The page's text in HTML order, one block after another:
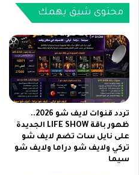
ر
ج
ا
م
ل
ك
ع
ب
د
ع
ل
ى
أ
ك
ا
د
ف
ر
ي
ف
محتوى شيق يهمك
تردد قنوات لايف شو 2026..
ظهور باقة LIFE SHOW الجديدة
على نايل سات تضم لايف شو
تركي ولايف شو دراما ولايف شو
سيما